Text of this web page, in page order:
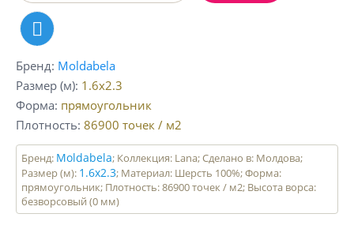
Бренд Moldabela
Размер (м) 1.6x2.3
Форма прямоугольник
Плотность 86900 точек / м2
Бренд: Moldabela; Коллекция: Lana; Сделано в: Молдова;
Размер (м): 1.6x2.3; Материал: Шерсть 100%; Форма:
прямоугольник; Плотность: 86900 точек / м2; Высота ворса:
безворсовый (0 мм)